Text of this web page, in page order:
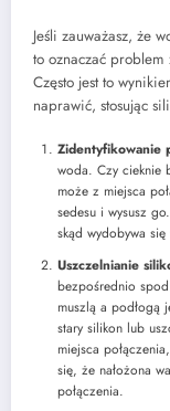
Jeśli zauważasz, że
to oznaczać problem
Często jest to
naprawić, stosując
Zidentyfikowanie
woda. Czy cieknie
może z miejsca
sedesu i wysusz
skąd wydobywa
Uszczelnianie
bezpośrednio
muszlą a podłogą
stary silikon lub
miejsca
się, że nałożona
połączenia.